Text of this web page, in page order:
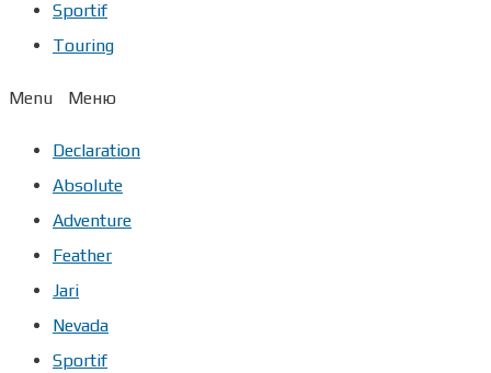
Sportif
Touring
Menu
Declaration
Absolute
Adventure
Feather
Jari
Nevada
Sportif